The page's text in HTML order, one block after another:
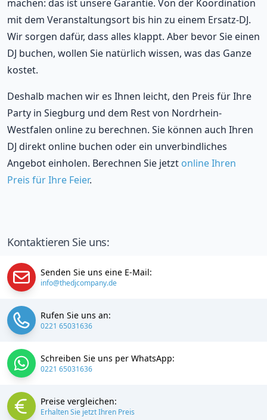
machen: das ist unsere Garantie. Von der Koordination
mit dem Veranstaltungsort bis hin zu einem Ersatz-DJ.
Wir sorgen dafür, dass alles klappt. Aber bevor Sie einen
DJ buchen, wollen Sie natürlich wissen, was das Ganze
kostet.
Deshalb machen wir es Ihnen leicht, den Preis für Ihre
Party in Siegburg und dem Rest von Nordrhein-
Westfalen online zu berechnen. Sie können auch Ihren
DJ direkt online buchen oder ein unverbindliches
Angebot einholen. Berechnen Sie jetzt online Ihren
Preis für Ihre Feier.
Kontaktieren Sie uns:
Senden Sie uns eine E-Mail:
info@thedjcompany.de
Rufen Sie uns an:
0221 65031636
Schreiben Sie uns per WhatsApp:
0221 65031636
Preise vergleichen:
Erhalten Sie jetzt Ihren Preis